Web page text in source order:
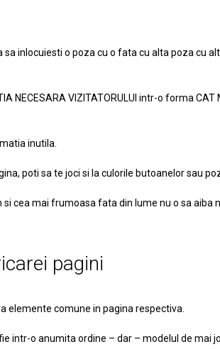
inlocuiesti o poza cu o fata cu alta poza cu
NECESARA VIZITATORULUI intr-o forma CAT
inutila.
poti sa te joci si la culorile butoanelor sau
cea mai frumoasa fata din lume nu o sa aiba
pagini
elemente comune in pagina respectiva.
intr-o anumita ordine – dar – modelul de mai